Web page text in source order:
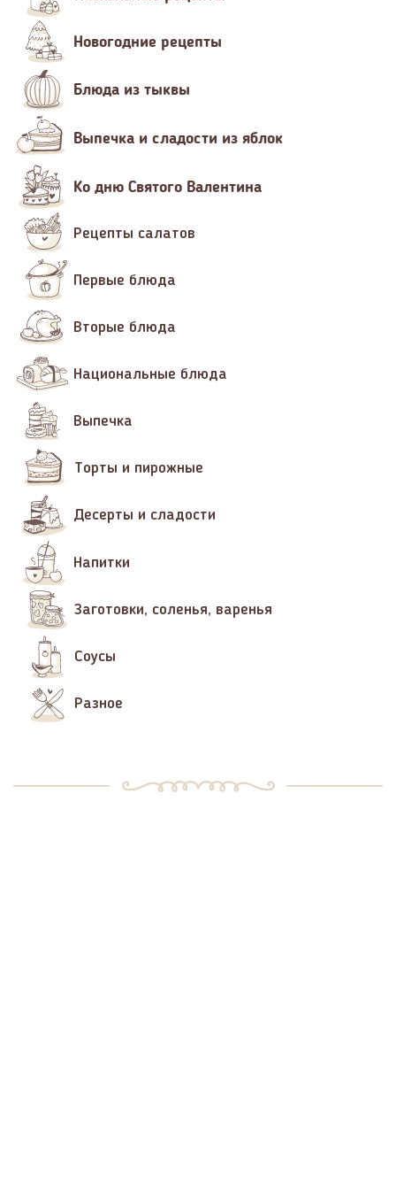
Новогодние рецепты
Блюда из тыквы
Выпечка и сладости из яблок
Ко дню Святого Валентина
Рецепты салатов
Первые блюда
Вторые блюда
Национальные блюда
Выпечка
Торты и пирожные
Десерты и сладости
Напитки
Заготовки, соленья, варенья
Соусы
Разное